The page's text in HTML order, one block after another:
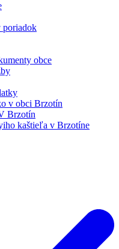
poriadok
obce
v obci Brzotín
Brzotín
kaštieľa v Brzotíne